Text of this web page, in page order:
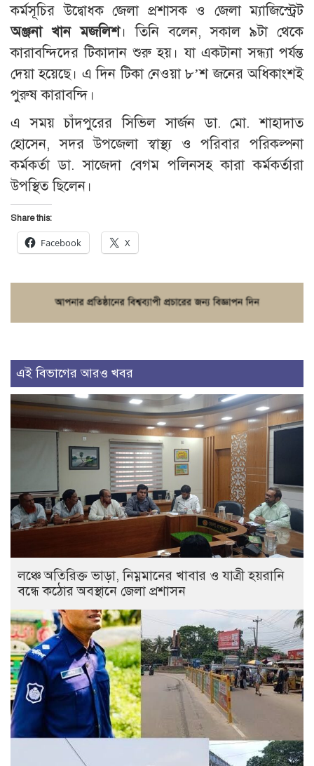
কর্মসূচির উদ্বোধক জেলা প্রশাসক ও জেলা ম্যাজিস্ট্রেট
অঞ্জনা খান মজলিশ। তিনি বলেন, সকাল ৯টা থেকে
কারাবন্দিদের টিকাদান শুরু হয়। যা একটানা সন্ধ্যা পর্যন্ত
দেয়া হয়েছে। এ দিন টিকা নেওয়া ৮’শ জনের অধিকাংশই
পুরুষ কারাবন্দি।
এ সময় চাঁদপুরের সিভিল সার্জন ডা. মো. শাহাদাত
হোসেন, সদর উপজেলা স্বাস্থ্য ও পরিবার পরিকল্পনা
কর্মকর্তা ডা. সাজেদা বেগম পলিনসহ কারা কর্মকর্তারা
উপস্থিত ছিলেন।
Share this:
Facebook X
এই বিভাগের আরও খবর
লঞ্চে অতিরিক্ত ভাড়া, নিম্নমানের খাবার ও যাত্রী হয়রানি
বন্ধে কঠোর অবস্থানে জেলা প্রশাসন